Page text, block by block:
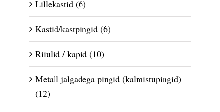
Lillekastid (6)
Kastid/kastpingid (6)
Riiulid / kapid (10)
Metall jalgadega pingid (kalmistupingid)
(12)